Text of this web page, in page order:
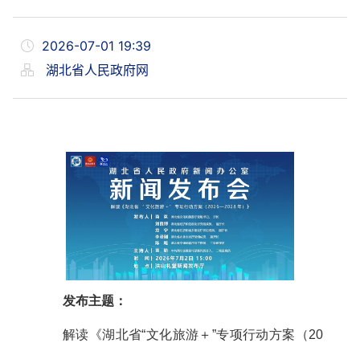
2026-07-01 19:39
湖北省人民政府网
发布主题：
解读《湖北省“文化旅游＋”专项行动方案（20